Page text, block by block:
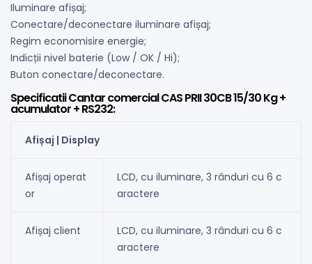
Iluminare afișaj;
Conectare/deconectare iluminare afișaj;
Regim economisire energie;
Indicții nivel baterie (Low / OK / Hi);
Buton conectare/deconectare.
Specificatii Cantar comercial CAS PRII 30CB 15/30 Kg +
acumulator + RS232:
Afișaj | Display
Afișaj operat
or
LCD, cu iluminare, 3 rânduri cu 6 c
aractere
Afișaj client
LCD, cu iluminare, 3 rânduri cu 6 c
aractere